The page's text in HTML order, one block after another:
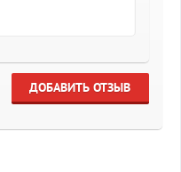
ДОБАВИТЬ ОТЗЫВ